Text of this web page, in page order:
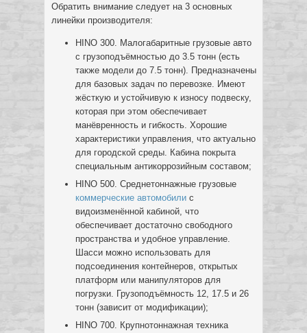
Обратить внимание следует на 3 основных
линейки производителя:
HINO 300. Малогабаритные грузовые авто
с грузоподъёмностью до 3.5 тонн (есть
также модели до 7.5 тонн). Предназначены
для базовых задач по перевозке. Имеют
жёсткую и устойчивую к износу подвеску,
которая при этом обеспечивает
манёвренность и гибкость. Хорошие
характеристики управления, что актуально
для городской среды. Кабина покрыта
специальным антикоррозийным составом;
HINO 500. Среднетоннажные грузовые
коммерческие автомобили с
видоизменённой кабиной, что
обеспечивает достаточно свободного
пространства и удобное управление.
Шасси можно использовать для
подсоединения контейнеров, открытых
платформ или манипуляторов для
погрузки. Грузоподъёмность 12, 17.5 и 26
тонн (зависит от модификации);
HINO 700. Крупнотоннажная техника